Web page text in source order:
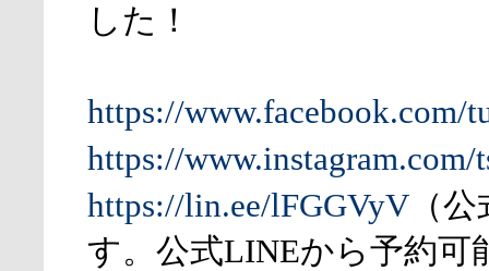
した！
https://www.facebook.com/
https://www.instagram.com/
https://lin.ee/lFGGVyV （
す。公式LINEから予約可